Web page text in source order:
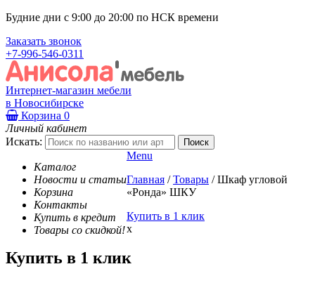
Будние дни с 9:00 до 20:00 по НСК времени
Заказать звонок
+7-996-546-0311
Интернет-магазин мебели
в Новосибирске
Корзина 0
Личный кабинет
Искать:
Каталог
Новости и статьи
Корзина
Контакты
Купить в кредит
Товары со скидкой!
Menu
Главная / Товары / Шкаф угловой
«Ронда» ШКУ
Купить в 1 клик
x
Купить в 1 клик